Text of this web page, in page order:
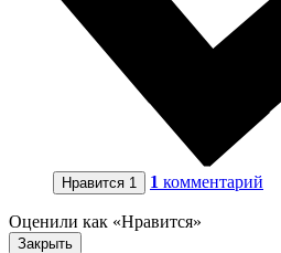
Нравится 1 1 комментарий
Оценили как «Нравится»
Закрыть